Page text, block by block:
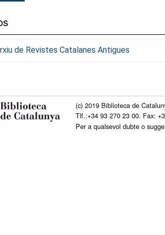
de Revistes Catalanes Antigues
(c) 2019 Biblioteca de
Tlf.:+34 93 270 23 00. Fax:
Per a qualsevol dubte o